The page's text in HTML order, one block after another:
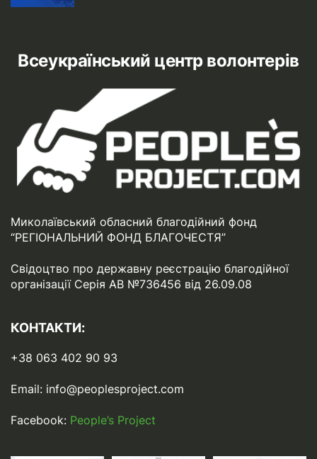
Всеукраїнський центр волонтерів
Миколаївський обласний благодійний фонд
“РЕГІОНАЛЬНИЙ ФОНД БЛАГОЧЕСТЯ”
Свідоцтво про державну реєстрацію благодійної
організації Серія АВ №736456 від 26.09.08
КОНТАКТИ:
+38 063 402 90 93
Email: info@peoplesproject.com
Facebook: People’s Project